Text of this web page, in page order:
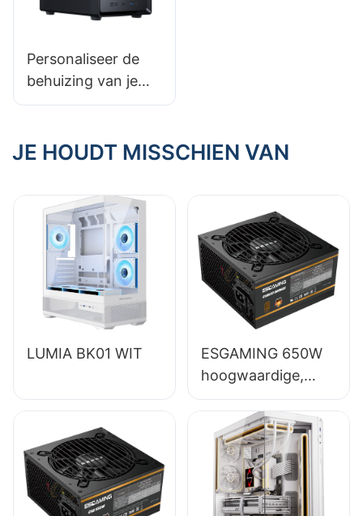
Personaliseer de
behuizing van je
gaming-pc: voeg je
JE HOUDT MISSCHIEN VAN
LUMIA BK01 WIT
ESGAMING 650W
hoogwaardige,
volledig functionele
desktop-pc-
voeding met 85%
rendement en 80+
bronzen
certificering